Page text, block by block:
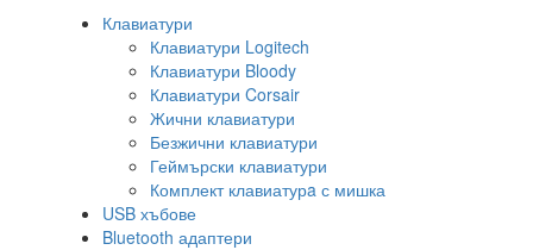
Клавиатури
Клавиатури Logitech
Клавиатури Bloody
Клавиатури Corsair
Жични клавиатури
Безжични клавиатури
Геймърски клавиатури
Комплект клавиатурa с мишка
USB хъбове
Bluetooth адаптери